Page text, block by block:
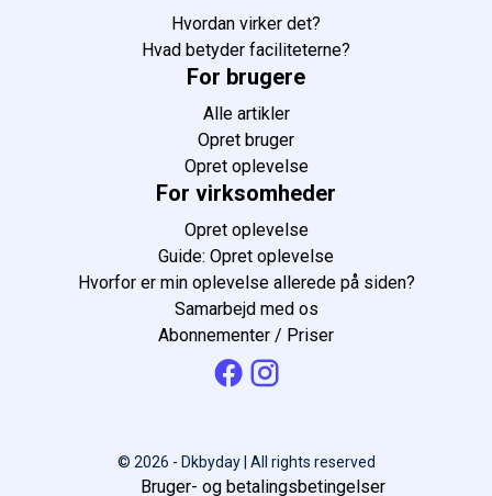
Hvordan virker det?
Hvad betyder faciliteterne?
For brugere
Alle artikler
Opret bruger
Opret oplevelse
For virksomheder
Opret oplevelse
Guide: Opret oplevelse
Hvorfor er min oplevelse allerede på siden?
Samarbejd med os
Abonnementer / Priser
© 2026 - Dkbyday | All rights reserved
Bruger- og betalingsbetingelser